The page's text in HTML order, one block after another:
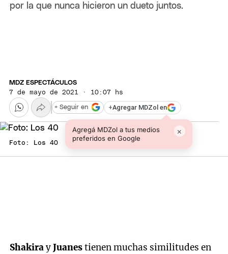
por la que nunca hicieron un dueto juntos.
MDZ ESPECTÁCULOS
7 de mayo de 2021 · 10:07 hs
+Agregar MDZol en
Agregá MDZol a tus medios
preferidos en Google
×
+ Seguir en
Foto: Los 40
ShakirayJuanestienen muchas similitudes en